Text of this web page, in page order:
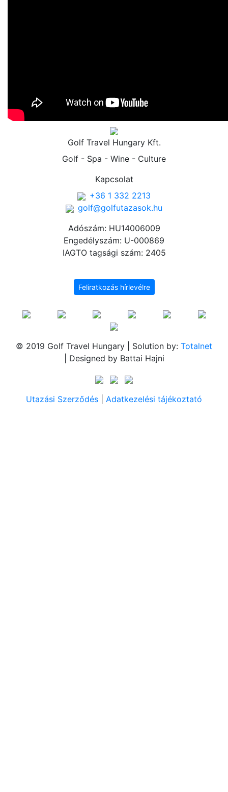
Golf Travel Hungary Kft.
Golf - Spa - Wine - Culture
Kapcsolat
+36 1 332 2213
golf@golfutazasok.hu
Adószám: HU14006009
Engedélyszám: U-000869
IAGTO tagsági szám: 2405
Feliratkozás hírlevélre
© 2019 Golf Travel Hungary | Solution by: Totalnet
| Designed by Battai Hajni
Utazási Szerződés Adatkezelési tájékoztató